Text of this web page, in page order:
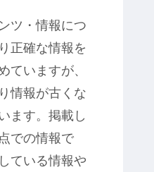
ツ・情報につ
正確な情報を
ていますが、
情報が古くな
ます。掲載し
での情報で
ている情報や